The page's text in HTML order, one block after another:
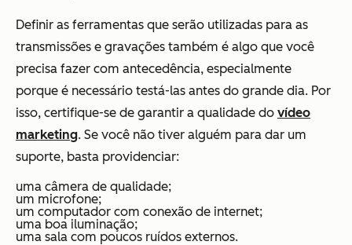
Definir as ferramentas que serão utilizadas para as
transmissões e gravações também é algo que você
precisa fazer com antecedência, especialmente
porque é necessário testá-las antes do grande dia. Por
isso, certifique-se de garantir a qualidade do vídeo
marketing. Se você não tiver alguém para dar um
suporte, basta providenciar:
uma câmera de qualidade;
um microfone;
um computador com conexão de internet;
uma boa iluminação;
uma sala com poucos ruídos externos.